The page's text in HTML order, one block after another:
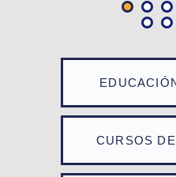
CURSOS